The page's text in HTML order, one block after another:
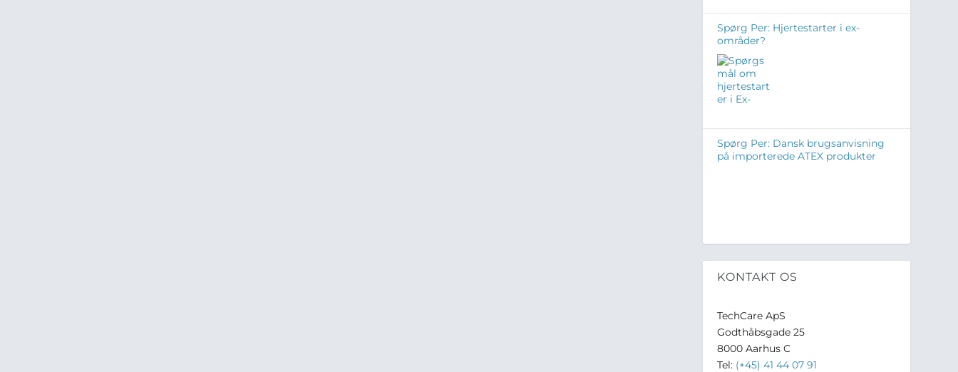
Spørg Per: Hjertestarter i ex-
områder?
Spørg Per: Dansk brugsanvisning
på importerede ATEX produkter
KONTAKT OS
TechCare ApS
Godthåbsgade 25
8000 Aarhus C
Tel: (+45) 41 44 07 91